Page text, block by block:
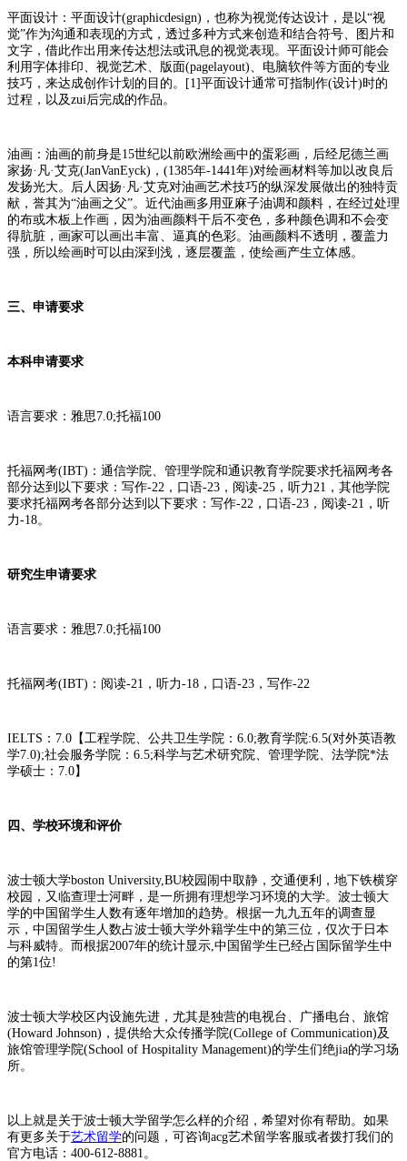
平面设计：平面设计(graphicdesign)，也称为视觉传达设计，是以“视
觉”作为沟通和表现的方式，透过多种方式来创造和结合符号、图片和
文字，借此作出用来传达想法或讯息的视觉表现。平面设计师可能会
利用字体排印、视觉艺术、版面(pagelayout)、电脑软件等方面的专业
技巧，来达成创作计划的目的。[1]平面设计通常可指制作(设计)时的
过程，以及zui后完成的作品。
油画：油画的前身是15世纪以前欧洲绘画中的蛋彩画，后经尼德兰画
家扬·凡·艾克(JanVanEyck)，(1385年-1441年)对绘画材料等加以改良后
发扬光大。后人因扬·凡·艾克对油画艺术技巧的纵深发展做出的独特贡
献，誉其为“油画之父”。近代油画多用亚麻子油调和颜料，在经过处理
的布或木板上作画，因为油画颜料干后不变色，多种颜色调和不会变
得肮脏，画家可以画出丰富、逼真的色彩。油画颜料不透明，覆盖力
强，所以绘画时可以由深到浅，逐层覆盖，使绘画产生立体感。
三、申请要求
本科申请要求
语言要求：雅思7.0;托福100
托福网考(IBT)：通信学院、管理学院和通识教育学院要求托福网考各
部分达到以下要求：写作-22，口语-23，阅读-25，听力21，其他学院
要求托福网考各部分达到以下要求：写作-22，口语-23，阅读-21，听
力-18。
研究生申请要求
语言要求：雅思7.0;托福100
托福网考(IBT)：阅读-21，听力-18，口语-23，写作-22
IELTS：7.0【工程学院、公共卫生学院：6.0;教育学院:6.5(对外英语教
学7.0);社会服务学院：6.5;科学与艺术研究院、管理学院、法学院*法
学硕士：7.0】
四、学校环境和评价
波士顿大学boston University,BU校园闹中取静，交通便利，地下铁横穿
校园，又临查理士河畔，是一所拥有理想学习环境的大学。波士顿大
学的中国留学生人数有逐年增加的趋势。根据一九九五年的调查显
示，中国留学生人数占波士顿大学外籍学生中的第三位，仅次于日本
与科威特。而根据2007年的统计显示,中国留学生已经占国际留学生中
的第1位!
波士顿大学校区内设施先进，尤其是独营的电视台、广播电台、旅馆
(Howard Johnson)，提供给大众传播学院(College of Communication)及
旅馆管理学院(School of Hospitality Management)的学生们绝jia的学习场
所。
以上就是关于波士顿大学留学怎么样的介绍，希望对你有帮助。如果
有更多关于艺术留学的问题，可咨询acg艺术留学客服或者拨打我们的
官方电话：400-612-8881。